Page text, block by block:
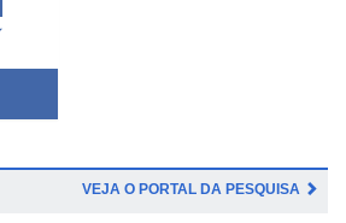
VEJA O PORTAL DA PESQUISA